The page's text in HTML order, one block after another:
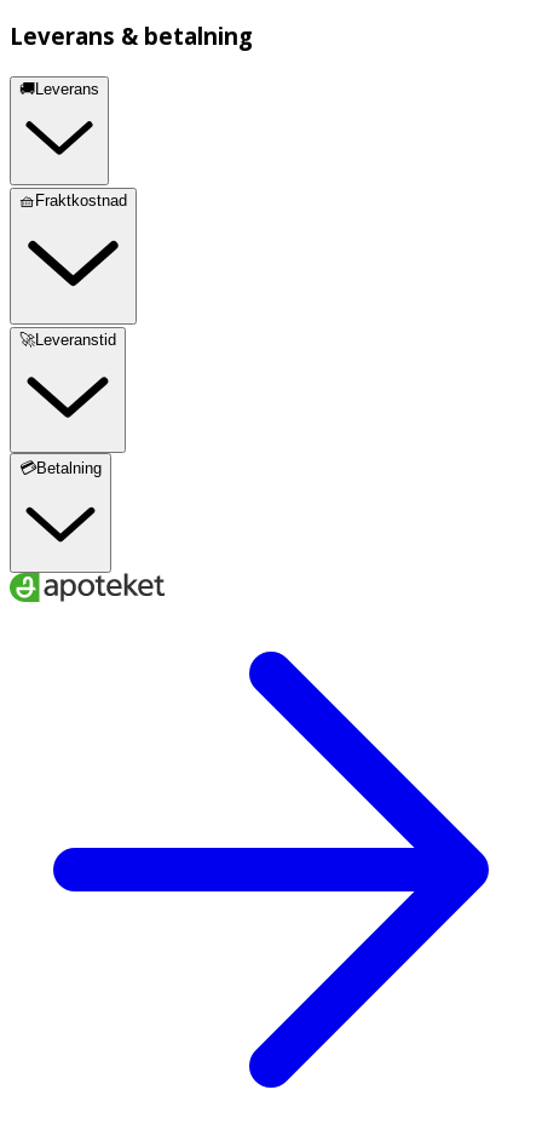
Leverans & betalning
🚚Leverans
🧺Fraktkostnad
🚀Leveranstid
💳Betalning